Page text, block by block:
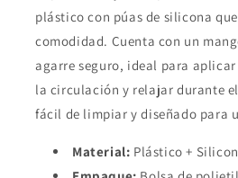
plástico con púas de silicona
comodidad. Cuenta con un
agarre seguro, ideal para
la circulación y relajar durante
fácil de limpiar y diseñado para
Material: Plástico +